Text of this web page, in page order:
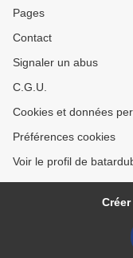
Pages
Contact
Signaler un abus
C.G.U.
Cookies et données
Préférences cookies
Voir le profil de